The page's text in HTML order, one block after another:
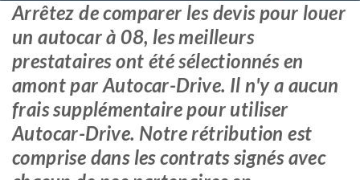
Arrêtez de comparer les devis pour louer
un autocar à 08, les meilleurs
prestataires ont été sélectionnés en
amont par Autocar-Drive. Il n'y a aucun
frais supplémentaire pour utiliser
Autocar-Drive. Notre rétribution est
comprise dans les contrats signés avec